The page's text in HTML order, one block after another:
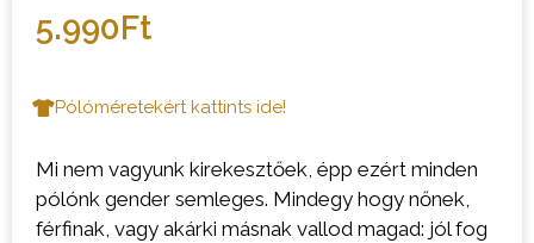
5.990Ft
Pólóméretekért kattints ide!
Mi nem vagyunk kirekesztőek, épp ezért minden
pólónk gender semleges. Mindegy hogy nőnek,
férfinak, vagy akárki másnak vallod magad: jól fog